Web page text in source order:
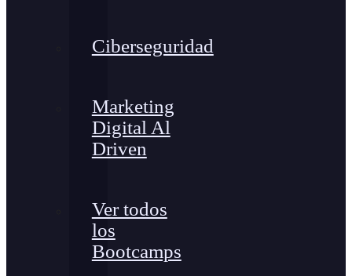
Ciberseguridad
Marketing
Digital Al
Driven
Ver todos
los
Bootcamps